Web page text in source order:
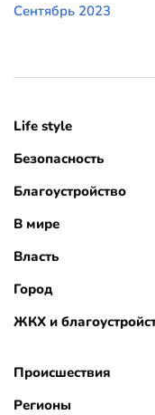
Сентябрь 2023
Life style
Безопасность
Благоустройство
В мире
Власть
Город
ЖКХ и
Происшествия
Регионы